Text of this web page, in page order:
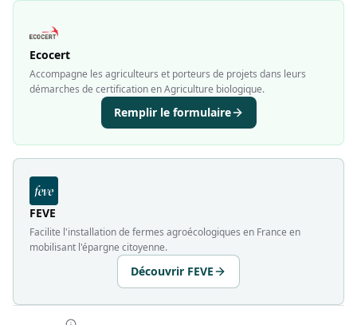
Ecocert
Accompagne les agriculteurs et porteurs de projets dans leurs
démarches de certification en Agriculture biologique.
Remplir le formulaire
FEVE
Facilite l'installation de fermes agroécologiques en France en
mobilisant l'épargne citoyenne.
Découvrir FEVE